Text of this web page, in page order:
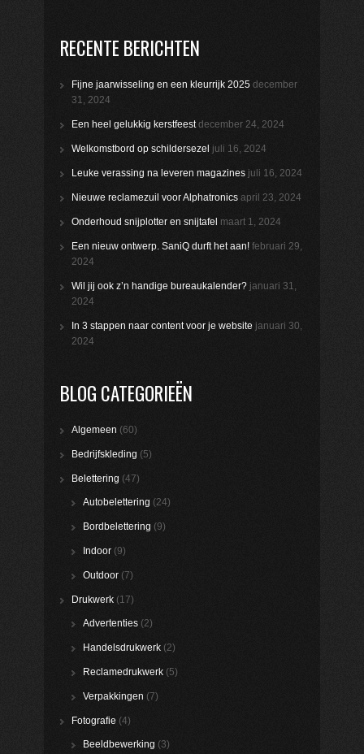
RECENTE BERICHTEN
Fijne jaarwisseling en een kleurrijk 2025 december
31, 2024
Een heel gelukkig kerstfeest december 24, 2024
Welkomstbord op schildersezel juli 16, 2024
Leuke verassing na leveren magazines juli 16, 2024
Nieuwe reclamezuil voor Alphatronics april 23, 2024
Onderhoud snijplotter en snijtafel maart 1, 2024
Een nieuw ontwerp. SaniQ durft het aan! februari 29,
2024
Wil jij ook z’n handige bureaukalender? januari 31,
2024
In 3 stappen naar content voor je website januari 30,
2024
BLOG CATEGORIEËN
Algemeen (60)
Bedrijfskleding (5)
Belettering (47)
Autobelettering (24)
Bordbelettering (9)
Indoor (9)
Outdoor (7)
Drukwerk (17)
Advertenties (2)
Handelsdrukwerk (2)
Reclamedrukwerk (5)
Verpakkingen (7)
Fotografie (4)
Beeldbewerking (3)